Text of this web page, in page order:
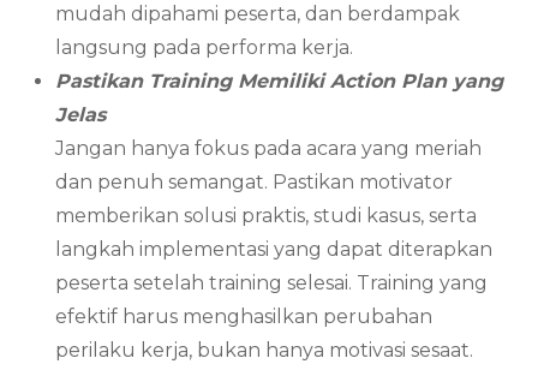
mudah dipahami peserta, dan berdampak
langsung pada performa kerja.
Pastikan Training Memiliki Action Plan yang
Jelas
Jangan hanya fokus pada acara yang meriah
dan penuh semangat. Pastikan motivator
memberikan solusi praktis, studi kasus, serta
langkah implementasi yang dapat diterapkan
peserta setelah training selesai. Training yang
efektif harus menghasilkan perubahan
perilaku kerja, bukan hanya motivasi sesaat.